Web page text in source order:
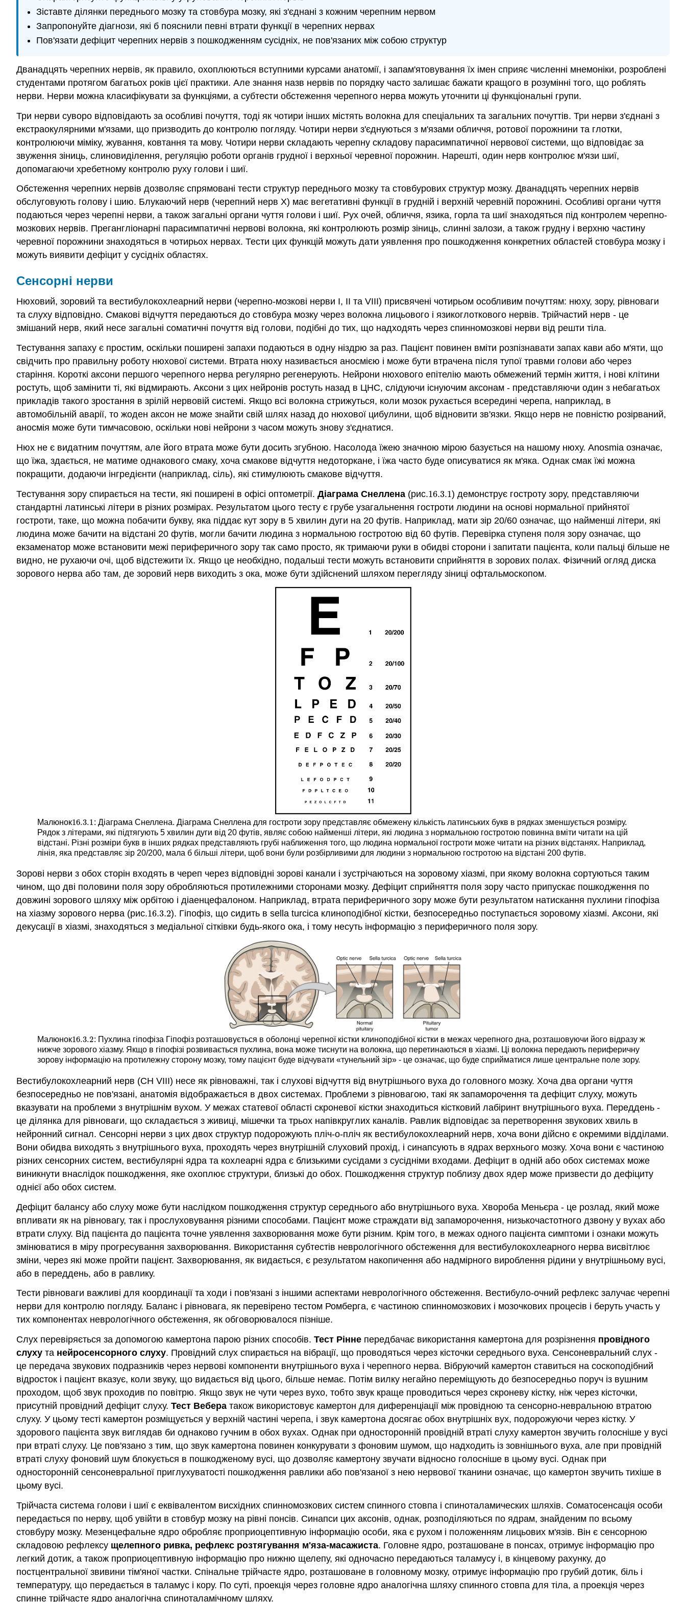
Зіставте ділянки переднього мозку та стовбура мозку, які з'єднані з кожним черепним нервом
Запропонуйте діагнози, які б пояснили певні втрати функції в черепних нервах
Пов'язати дефіцит черепних нервів з пошкодженням сусідніх, не пов'язаних між собою структур
Дванадцять черепних нервів, як правило, охоплюються вступними курсами анатомії, і запам'ятовування їх імен сприяє численні мнемоніки, розроблені
студентами протягом багатьох років цієї практики. Але знання назв нервів по порядку часто залишає бажати кращого в розумінні того, що роблять
нерви. Нерви можна класифікувати за функціями, а субтести обстеження черепного нерва можуть уточнити ці функціональні групи.
Три нерви суворо відповідають за особливі почуття, тоді як чотири інших містять волокна для спеціальних та загальних почуттів. Три нерви з'єднані з
екстраокулярними м'язами, що призводить до контролю погляду. Чотири нерви з'єднуються з м'язами обличчя, ротової порожнини та глотки,
контролюючи міміку, жування, ковтання та мову. Чотири нерви складають черепну складову парасимпатичної нервової системи, що відповідає за
звуження зіниць, слиновиділення, регуляцію роботи органів грудної і верхньої черевної порожнин. Нарешті, один нерв контролює м'язи шиї,
допомагаючи хребетному контролю руху голови і шиї.
Обстеження черепних нервів дозволяє спрямовані тести структур переднього мозку та стовбурових структур мозку. Дванадцять черепних нервів
обслуговують голову і шию. Блукаючий нерв (черепний нерв X) має вегетативні функції в грудній і верхній черевній порожнині. Особливі органи чуття
подаються через черепні нерви, а також загальні органи чуття голови і шиї. Рух очей, обличчя, язика, горла та шиї знаходяться під контролем черепно-
мозкових нервів. Прегангліонарні парасимпатичні нервові волокна, які контролюють розмір зіниць, слинні залози, а також грудну і верхню частину
черевної порожнини знаходяться в чотирьох нервах. Тести цих функцій можуть дати уявлення про пошкодження конкретних областей стовбура мозку і
можуть виявити дефіцит у сусідніх областях.
Сенсорні нерви
Нюховий, зоровий та вестибулокохлеарний нерви (черепно-мозкові нерви I, II та VIII) присвячені чотирьом особливим почуттям: нюху, зору, рівноваги
та слуху відповідно. Смакові відчуття передаються до стовбура мозку через волокна лицьового і язикоглоткового нервів. Трійчастий нерв - це
змішаний нерв, який несе загальні соматичні почуття від голови, подібні до тих, що надходять через спинномозкові нерви від решти тіла.
Тестування запаху є простим, оскільки поширені запахи подаються в одну ніздрю за раз. Пацієнт повинен вміти розпізнавати запах кави або м'яти, що
свідчить про правильну роботу нюхової системи. Втрата нюху називається аносмією і може бути втрачена після тупої травми голови або через
старіння. Короткі аксони першого черепного нерва регулярно регенерують. Нейрони нюхового епітелію мають обмежений термін життя, і нові клітини
ростуть, щоб замінити ті, які відмирають. Аксони з цих нейронів ростуть назад в ЦНС, слідуючи існуючим аксонам - представляючи один з небагатьох
прикладів такого зростання в зрілій нервовій системі. Якщо всі волокна стрижуться, коли мозок рухається всередині черепа, наприклад, в
автомобільній аварії, то жоден аксон не може знайти свій шлях назад до нюхової цибулини, щоб відновити зв'язки. Якщо нерв не повністю розірваний,
аносмія може бути тимчасовою, оскільки нові нейрони з часом можуть знову з'єднатися.
Нюх не є видатним почуттям, але його втрата може бути досить згубною. Насолода їжею значною мірою базується на нашому нюху. Anosmia означає,
що їжа, здається, не матиме однакового смаку, хоча смакове відчуття недоторкане, і їжа часто буде описуватися як м'яка. Однак смак їжі можна
покращити, додаючи інгредієнти (наприклад, сіль), які стимулюють смакове відчуття.
Тестування зору спирається на тести, які поширені в офісі оптометрії. Діаграма Снеллена (рис.16.3.1
16.3.1) демонструє гостроту зору, представляючи
стандартні латинські літери в різних розмірах. Результатом цього тесту є грубе узагальнення гостроти людини на основі нормальної прийнятої
гостроти, таке, що можна побачити букву, яка піддає кут зору в 5 хвилин дуги на 20 футів. Наприклад, мати зір 20/60 означає, що найменші літери, які
людина може бачити на відстані 20 футів, могли бачити людина з нормальною гостротою від 60 футів. Перевірка ступеня поля зору означає, що
екзаменатор може встановити межі периферичного зору так само просто, як тримаючи руки в обидві сторони і запитати пацієнта, коли пальці більше не
видно, не рухаючи очі, щоб відстежити їх. Якщо це необхідно, подальші тести можуть встановити сприйняття в зорових полах. Фізичний огляд диска
зорового нерва або там, де зоровий нерв виходить з ока, може бути здійснений шляхом перегляду зіниці офтальмоскопом.
Малюнок16.3.1
16.3.1: Діаграма Снеллена. Діаграма Снеллена для гостроти зору представляє обмежену кількість латинських букв в рядках зменшується розміру.
Рядок з літерами, які підтягують 5 хвилин дуги від 20 футів, являє собою найменші літери, які людина з нормальною гостротою повинна вміти читати на цій
відстані. Різні розміри букв в інших рядках представляють грубі наближення того, що людина нормальної гостроти може читати на різних відстанях. Наприклад,
лінія, яка представляє зір 20/200, мала б більші літери, щоб вони були розбірливими для людини з нормальною гостротою на відстані 200 футів.
Зорові нерви з обох сторін входять в череп через відповідні зорові канали і зустрічаються на зоровому хіазмі, при якому волокна сортуються таким
чином, що дві половини поля зору обробляються протилежними сторонами мозку. Дефіцит сприйняття поля зору часто припускає пошкодження по
довжині зорового шляху між орбітою і діаенцефалоном. Наприклад, втрата периферичного зору може бути результатом натискання пухлини гіпофіза
на хіазму зорового нерва (рис.16.3.2
16.3.2). Гіпофіз, що сидить в sella turcica клиноподібної кістки, безпосередньо поступається зоровому хіазмі. Аксони, які
декусації в хіазмі, знаходяться з медіальної сітківки будь-якого ока, і тому несуть інформацію з периферичного поля зору.
Малюнок16.3.2
16.3.2: Пухлина гіпофіза Гіпофіз розташовується в оболонці черепної кістки клиноподібної кістки в межах черепного дна, розташовуючи його відразу ж
нижче зорового хіазму. Якщо в гіпофізі розвивається пухлина, вона може тиснути на волокна, що перетинаються в хіазмі. Ці волокна передають периферичну
зорову інформацію на протилежну сторону мозку, тому пацієнт буде відчувати «тунельний зір» - це означає, що буде сприйматися лише центральне поле зору.
Вестибулокохлеарний нерв (СН VIII) несе як рівноважні, так і слухові відчуття від внутрішнього вуха до головного мозку. Хоча два органи чуття
безпосередньо не пов'язані, анатомія відображається в двох системах. Проблеми з рівновагою, такі як запаморочення та дефіцит слуху, можуть
вказувати на проблеми з внутрішнім вухом. У межах статевої області скроневої кістки знаходиться кістковий лабіринт внутрішнього вуха. Переддень -
це ділянка для рівноваги, що складається з живиці, мішечки та трьох напівкруглих каналів. Равлик відповідає за перетворення звукових хвиль в
нейронний сигнал. Сенсорні нерви з цих двох структур подорожують пліч-о-пліч як вестибулокохлеарний нерв, хоча вони дійсно є окремими відділами.
Вони обидва виходять з внутрішнього вуха, проходять через внутрішній слуховий прохід, і синапсують в ядрах верхнього мозку. Хоча вони є частиною
різних сенсорних систем, вестибулярні ядра та кохлеарні ядра є близькими сусідами з сусідніми входами. Дефіцит в одній або обох системах може
виникнути внаслідок пошкодження, яке охоплює структури, близькі до обох. Пошкодження структур поблизу двох ядер може призвести до дефіциту
однієї або обох систем.
Дефіцит балансу або слуху може бути наслідком пошкодження структур середнього або внутрішнього вуха. Хвороба Меньєра - це розлад, який може
впливати як на рівновагу, так і прослуховування різними способами. Пацієнт може страждати від запаморочення, низькочастотного дзвону у вухах або
втрати слуху. Від пацієнта до пацієнта точне уявлення захворювання може бути різним. Крім того, в межах одного пацієнта симптоми і ознаки можуть
змінюватися в міру прогресування захворювання. Використання субтестів неврологічного обстеження для вестибулокохлеарного нерва висвітлює
зміни, через які може пройти пацієнт. Захворювання, як видається, є результатом накопичення або надмірного вироблення рідини у внутрішньому вусі,
або в переддень, або в равлику.
Тести рівноваги важливі для координації та ходи і пов'язані з іншими аспектами неврологічного обстеження. Вестибуло-очний рефлекс залучає черепні
нерви для контролю погляду. Баланс і рівновага, як перевірено тестом Ромберга, є частиною спинномозкових і мозочкових процесів і беруть участь у
тих компонентах неврологічного обстеження, як обговорювалося пізніше.
Слух перевіряється за допомогою камертона парою різних способів. Тест Рінне передбачає використання камертона для розрізнення провідного
слуху та нейросенсорного слуху. Провідний слух спирається на вібрації, що проводяться через кісточки середнього вуха. Сенсоневральний слух -
це передача звукових подразників через нервові компоненти внутрішнього вуха і черепного нерва. Вібруючий камертон ставиться на соскоподібний
відросток і пацієнт вказує, коли звуку, що видається від цього, більше немає. Потім вилку негайно переміщують до безпосередньо поруч із вушним
проходом, щоб звук проходив по повітрю. Якщо звук не чути через вухо, тобто звук краще проводиться через скроневу кістку, ніж через кісточки,
присутній провідний дефіцит слуху. Тест Вебера також використовує камертон для диференціації між провідною та сенсорно-невральною втратою
слуху. У цьому тесті камертон розміщується у верхній частині черепа, і звук камертона досягає обох внутрішніх вух, подорожуючи через кістку. У
здорового пацієнта звук виглядав би однаково гучним в обох вухах. Однак при односторонній провідній втраті слуху камертон звучить голосніше у вусі
при втраті слуху. Це пов'язано з тим, що звук камертона повинен конкурувати з фоновим шумом, що надходить із зовнішнього вуха, але при провідній
втраті слуху фоновий шум блокується в пошкодженому вусі, що дозволяє камертону звучати відносно голосніше в цьому вусі. Однак при
односторонній сенсоневральної приглухуватості пошкодження равлики або пов'язаної з нею нервової тканини означає, що камертон звучить тихіше в
цьому вусі.
Трійчаста система голови і шиї є еквівалентом висхідних спинномозкових систем спинного стовпа і спиноталамических шляхів. Соматосенсація особи
передається по нерву, щоб увійти в стовбур мозку на рівні понсів. Синапси цих аксонів, однак, розподіляються по ядрам, знайденим по всьому
стовбуру мозку. Мезенцефальне ядро обробляє проприоцептивную інформацію особи, яка є рухом і положенням лицьових м'язів. Він є сенсорною
складовою рефлексу щелепного ривка, рефлекс розтягування м'яза-масажиста. Головне ядро, розташоване в понсах, отримує інформацію про
легкий дотик, а також проприоцептивную інформацію про нижню щелепу, які одночасно передаються таламусу і, в кінцевому рахунку, до
постцентральної звивини тім'яної частки. Спінальне трійчасте ядро, розташоване в головному мозку, отримує інформацію про грубий дотик, біль і
температуру, що передається в таламус і кору. По суті, проекція через головне ядро аналогічна шляху спинного стовпа для тіла, а проекція через
спинне трійчасте ядро аналогічна спиноталамічному шляху.